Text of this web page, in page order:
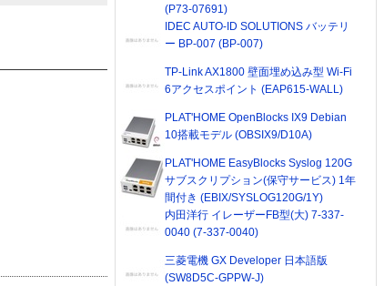
(P73-07691)
IDEC AUTO-ID SOLUTIONS バッテリ
ー BP-007 (BP-007)
TP-Link AX1800 壁面埋め込み型 Wi-Fi
6アクセスポイント (EAP615-WALL)
PLAT'HOME OpenBlocks IX9 Debian
10搭載モデル (OBSIX9/D10A)
PLAT'HOME EasyBlocks Syslog 120G
サブスクリプション(保守サービス) 1年
間付き (EBIX/SYSLOG120G/1Y)
内田洋行 イレーザーFB型(大) 7-337-
0040 (7-337-0040)
三菱電機 GX Developer 日本語版
(SW8D5C-GPPW-J)